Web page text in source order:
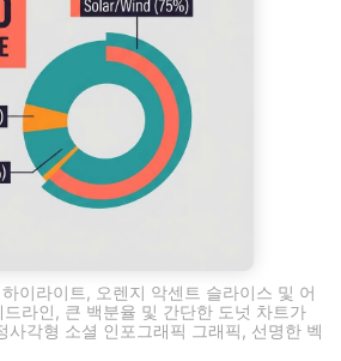
이라이트, 오렌지 악센트 슬라이스 및 어
라인, 큰 백분율 및 간단한 도넛 차트가
사각형 소셜 인포그래픽 그래픽, 선명한 벡